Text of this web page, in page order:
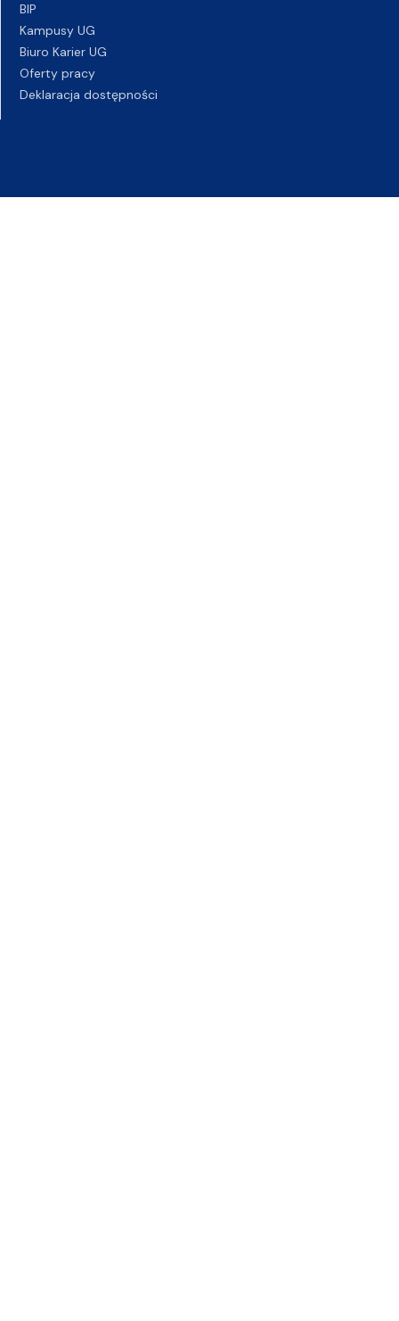
BIP
Kampusy UG
Biuro Karier UG
Oferty pracy
Deklaracja dostępności